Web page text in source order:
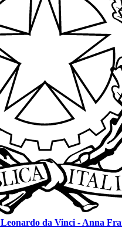
Leonardo da Vinci - Anna